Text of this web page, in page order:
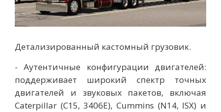
Детализированный кастомный грузовик.
- Аутентичные конфигурации двигателей:
поддерживает широкий спектр точных
двигателей и звуковых пакетов, включая
Caterpillar (C15, 3406E), Cummins (N14, ISX) и